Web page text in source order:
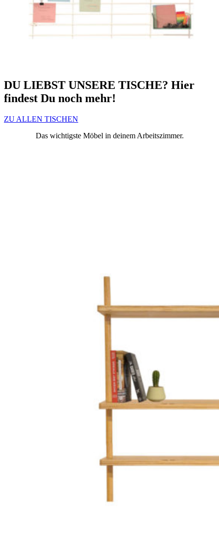
DU LIEBST UNSERE TISCHE? Hier
findest Du noch mehr!
ZU ALLEN TISCHEN
Das wichtigste Möbel in deinem Arbeitszimmer.